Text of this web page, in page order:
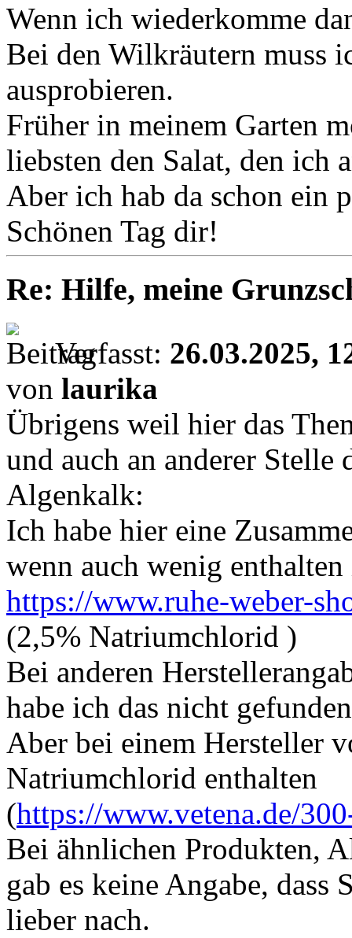
Wenn ich wiederkomme
Bei den Wilkräutern muss
ausprobieren.
Früher in meinem Garten
liebsten den Salat, den ich
Aber ich hab da schon ein
Schönen Tag dir!
Re: Hilfe, meine
Verfasst: 26.03.2025,
von laurika
Übrigens weil hier das
und auch an anderer Stelle
Algenkalk:
Ich habe hier eine
wenn auch wenig
https://www.ruhe-weber-
(2,5% Natriumchlorid )
Bei anderen
habe ich das nicht
Aber bei einem Hersteller
Natriumchlorid enthalten
(https://www.vetena.de/
Bei ähnlichen Produkten,
gab es keine Angabe, dass
lieber nach.